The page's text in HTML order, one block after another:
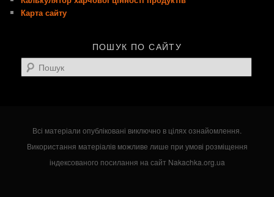
Карта сайту
ПОШУК ПО САЙТУ
Пошук
Всі матеріали опубліковані виключно в цілях ознайомлення.
Використання матеріалів можливе лише при умові розміщення
індексованого посилання на сайт Nakachka.org.ua